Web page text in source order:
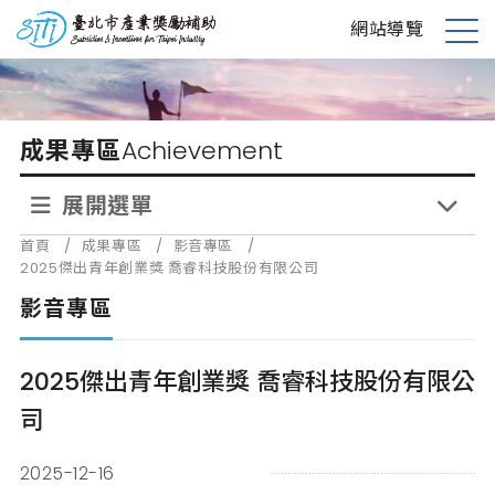
到
主
要
內
台北市產業獎勵補助 網站導覽
展
開
選
單
成果專區Achievement
展開選單
首頁 / 成果專區 / 影音專區
/
2025傑出青年創業獎 喬睿科技股份有限公司
影音專區
2025傑出青年創業獎 喬睿科技股份有限公
司
2025-12-16